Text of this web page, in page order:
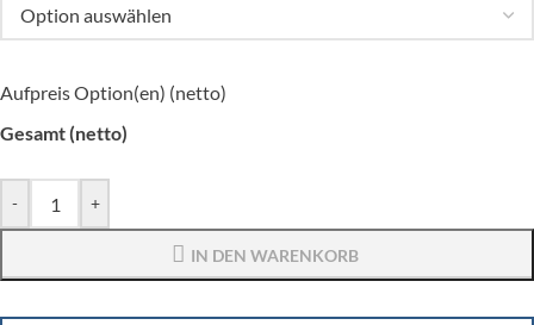
Aufpreis Option(en) (netto)
Gesamt (netto)
- +
IN DEN WARENKORB